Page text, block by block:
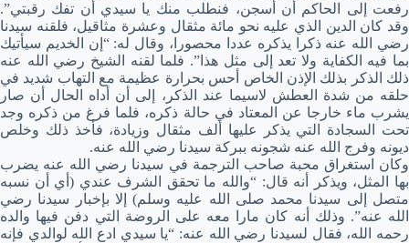
رفعت إلى الحاكم أن أسجن، فنطلب منك يا سيدي أن تفك رقبتي”.
وقد كان الدين الذي عليه نحو مائة مثقال وعشرة مثاقيل، فلقنه سيدنا
رضي الله عنه ذكرا يذكره عددا محصورا، وقال له: “إن الخديم سيأتيك
بما فيه الكفاية ولا تعد إلى مثل هذا”. فلما لقنه الشيخ رضي الله عنه
ذلك الذكر بذلك الإذن الخاص أحس بحرارة عظيمة مع التهاب شديد في
حلقه من شدة العطش لاسيما عند الذكر، إلى أن أداه الحال أن صار
يشرب ماء خارجا عن المعتاد في حالة ذكره، فلما فرغ من ذكره وجد
تحت السجادة التي يذكر عليها ألف مثقال وزيادة، فأخذ ذلك وخلص
ديونه وفرج الله عنه شجونه ببركة سيدنا رضي الله عنه.
وكان استغراق محبة صاحب الترجمة في سيدنا رضي الله عنه يضرب
بها المثل، ويذكر أنه قال: “والله ما تحقق الشرف عندي (أي أن نسبه
متصل إلى سيدنا محمد صلى الله عليه وسلم) إلا بإخبار سيدنا رضي
الله عنه”. وذلك أنه كان مارا معه على الروضة التي دفن فيها والده
رحمه الله، فقال لسيدنا رضي الله عنه: “يا سيدي ادع الله لوالدي فإنه